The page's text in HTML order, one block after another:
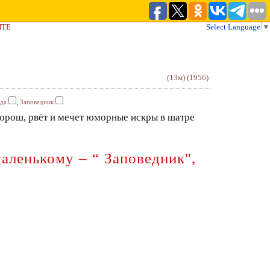
Select Language ▼
(13м) (1956)
, Заповедник
рвёт и мечет юморные искры в шатре
– “ Заповедник",